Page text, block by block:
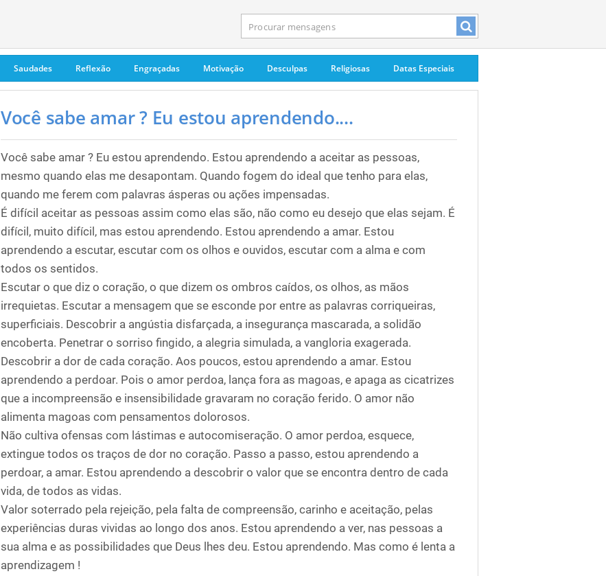
Saudades Reflexão Engraçadas Motivação Desculpas Religiosas Datas Especiais
Você sabe amar ? Eu estou aprendendo....
Você sabe amar ? Eu estou aprendendo. Estou aprendendo a aceitar as pessoas,
mesmo quando elas me desapontam. Quando fogem do ideal que tenho para elas,
quando me ferem com palavras ásperas ou ações impensadas.
É difícil aceitar as pessoas assim como elas são, não como eu desejo que elas sejam. É
difícil, muito difícil, mas estou aprendendo. Estou aprendendo a amar. Estou
aprendendo a escutar, escutar com os olhos e ouvidos, escutar com a alma e com
todos os sentidos.
Escutar o que diz o coração, o que dizem os ombros caídos, os olhos, as mãos
irrequietas. Escutar a mensagem que se esconde por entre as palavras corriqueiras,
superficiais. Descobrir a angústia disfarçada, a insegurança mascarada, a solidão
encoberta. Penetrar o sorriso fingido, a alegria simulada, a vangloria exagerada.
Descobrir a dor de cada coração. Aos poucos, estou aprendendo a amar. Estou
aprendendo a perdoar. Pois o amor perdoa, lança fora as magoas, e apaga as cicatrizes
que a incompreensão e insensibilidade gravaram no coração ferido. O amor não
alimenta magoas com pensamentos dolorosos.
Não cultiva ofensas com lástimas e autocomiseração. O amor perdoa, esquece,
extingue todos os traços de dor no coração. Passo a passo, estou aprendendo a
perdoar, a amar. Estou aprendendo a descobrir o valor que se encontra dentro de cada
vida, de todos as vidas.
Valor soterrado pela rejeição, pela falta de compreensão, carinho e aceitação, pelas
experiências duras vividas ao longo dos anos. Estou aprendendo a ver, nas pessoas a
sua alma e as possibilidades que Deus lhes deu. Estou aprendendo. Mas como é lenta a
aprendizagem !